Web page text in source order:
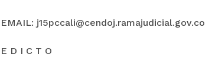
EMAIL: j15pccali@cendoj.ramajudicial.gov.co
E D I C T O